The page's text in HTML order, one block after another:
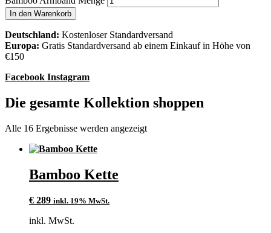
In den Warenkorb
Deutschland: Kostenloser Standardversand
Europa: Gratis Standardversand ab einem Einkauf in Höhe von
€150
Facebook Instagram
Die gesamte Kollektion shoppen
Alle 16 Ergebnisse werden angezeigt
Bamboo Kette
€ 289 inkl. 19% MwSt.
inkl. MwSt.